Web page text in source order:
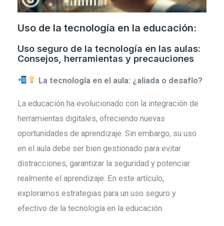
Uso de la tecnología en la educación:
Uso seguro de la tecnología en las aulas:
Consejos, herramientas y precauciones
La tecnología en el aula: ¿aliada o desafío?
La educación ha evolucionado con la integración de
herramientas digitales, ofreciendo nuevas
oportunidades de aprendizaje. Sin embargo, su uso
en el aula debe ser bien gestionado para evitar
distracciones, garantizar la seguridad y potenciar
realmente el aprendizaje. En este artículo,
exploramos estrategias para un uso seguro y
efectivo de la tecnología en la educación.